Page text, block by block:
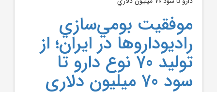
موفقيت بومي‌سازي
راديوداروها در ايران؛ از
توليد 70 نوع دارو تا
سود 70 ميليون دلاري